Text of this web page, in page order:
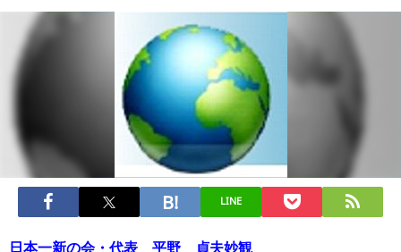
LINE
日本一新の会・代表 平野 貞夫妙観